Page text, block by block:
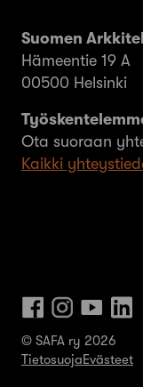
Suomen
Hämeentie 19 A
00500 Helsinki
Ota suoraan
Kaikki
© SAFA ry 2026
TietosuojaEvästeet